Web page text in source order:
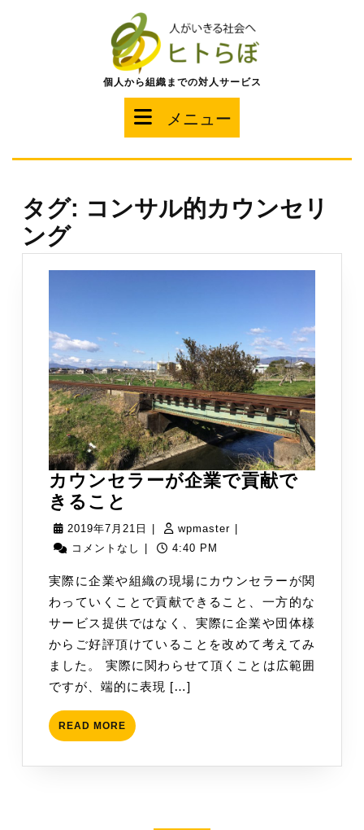
プ
個人から組織までの対人サービス
メニュー
ニ
ー
タグ: コンサル的カウンセリ
ング
カウンセラーが企業で貢献で
きること
ウ
ン
ラ
ー
が
企
業
で
貢
献
2019年7月21日
2019
年
月
21
日
wpmaster wpmaster
コメントなし
4:40 PM
実際に企業や組織の現場にカウンセラーが関
わっていくことで貢献できること、一方的な
サービス提供ではなく、実際に企業や団体様
からご好評頂けていることを改めて考えてみ
ました。 実際に関わらせて頂くことは広範囲
ですが、端的に表現 […]
READ MORE READ
MORE